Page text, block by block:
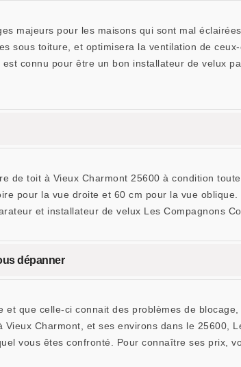
majeurs pour les maisons qui sont mal
sous toiture, et optimisera la ventilation de
connu pour être un bon installateur de velux
de toit à Vieux Charmont 25600 à condition
pour la vue droite et 60 cm pour la vue oblique.
et installateur de velux Les Compagnons
dépanner
que celle-ci connait des problèmes de
Charmont, et ses environs dans le 25600,
vous êtes confronté. Pour connaître ses prix,